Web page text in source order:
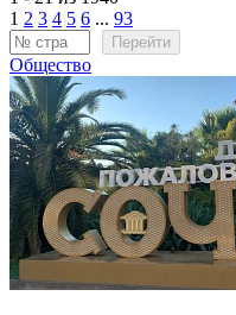
1 2 3 4 5 6 ... 93
Перейти
Общество